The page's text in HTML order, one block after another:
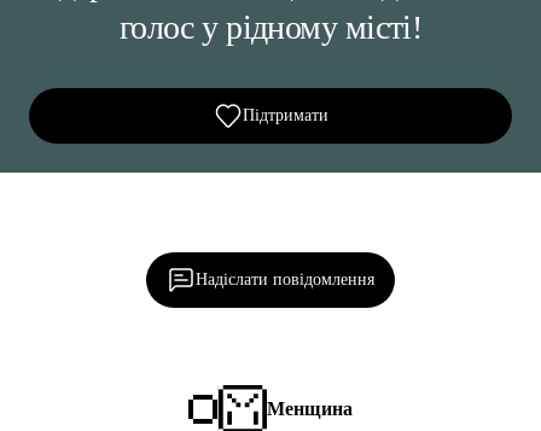
голос у рідному місті!
Підтримати
Надіслати повідомлення
Менщина